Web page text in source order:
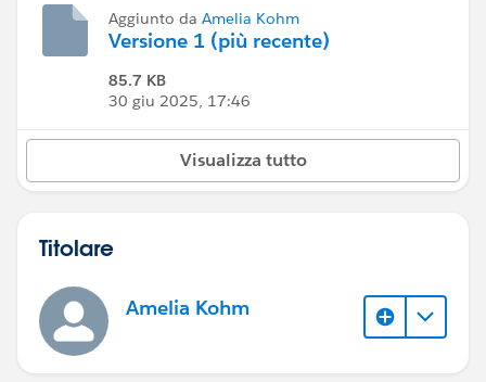
Aggiunto da Amelia Kohm
Versione 1 (più recente)
85.7 KB
30 giu 2025, 17:46
Visualizza tutto
Titolare
Amelia Kohm